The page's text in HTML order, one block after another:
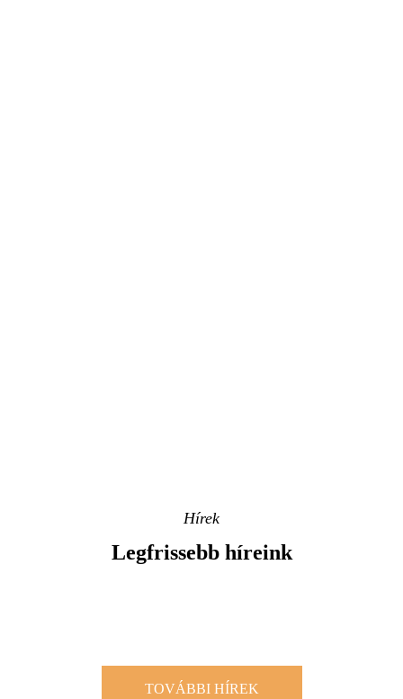
Hírek
Legfrissebb híreink
TOVÁBBI HÍREK